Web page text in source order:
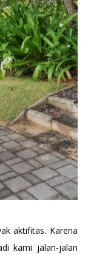
aktifitas. Karena
kami jalan-jalan